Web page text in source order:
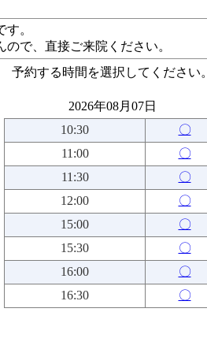
。
で、直接ご来院ください。
予約する時間を選択してください。
2026年08月07日
10:30
〇
11:00
〇
11:30
〇
12:00
〇
15:00
〇
15:30
〇
16:00
〇
16:30
〇